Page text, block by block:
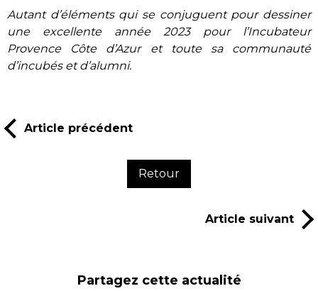
Autant d’éléments qui se conjuguent pour dessiner
une excellente année 2023 pour l’Incubateur
Provence Côte d’Azur et toute sa communauté
d’incubés et d’alumni.
Article précédent
Retour
Article suivant
Partagez cette actualité